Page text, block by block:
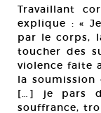
Travaillant
explique : «
par le corps,
toucher des
violence faite
la soumission
[…] je pars
souffrance,